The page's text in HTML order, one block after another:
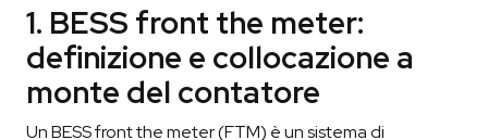
1. BESS front the meter:
definizione e collocazione a
monte del contatore
Un BESS front the meter (FTM) è un sistema di